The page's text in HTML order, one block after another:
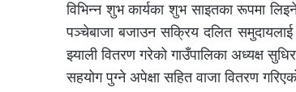
विभिन्न शुभ कार्यका शुभ साइतका रूपमा
पञ्चेबाजा बजाउन सक्रिय दलित समुदायलाई
झ्याली वितरण गरेको गाउँपालिका अध्यक्ष
सहयोग पुग्ने अपेक्षा सहित वाजा वितरण